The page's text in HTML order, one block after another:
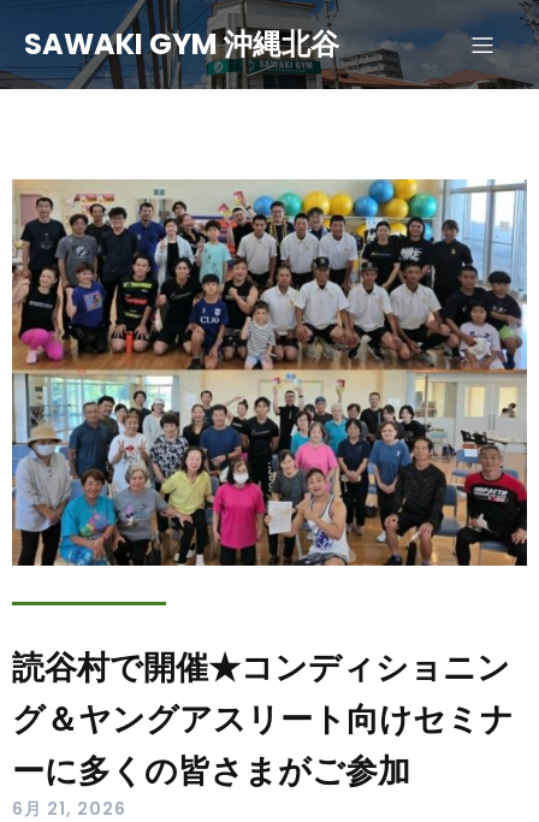
SAWAKI GYM 沖縄北谷
読谷村で開催★コンディショニン
グ＆ヤングアスリート向けセミナ
ーに多くの皆さまがご参加
6月 21, 2026